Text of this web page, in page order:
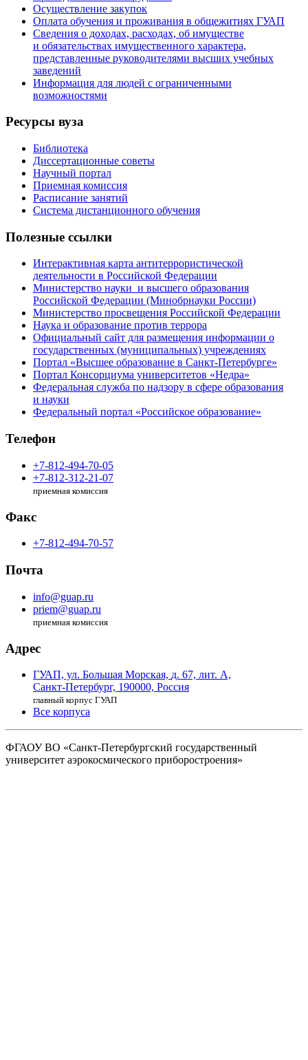
Осуществление закупок
Оплата обучения и проживания в общежитиях ГУАП
Сведения о доходах, расходах, об имуществе
и обязательствах имущественного характера,
представленные руководителями высших учебных
заведений
Информация для людей с ограниченными
возможностями
Ресурсы вуза
Библиотека
Диссертационные советы
Научный портал
Приемная комиссия
Расписание занятий
Система дистанционного обучения
Полезные ссылки
Интерактивная карта антитеррористической
деятельности в Российской Федерации
Министерство науки и высшего образования
Российской Федерации (Минобрнауки России)
Министерство просвещения Российской Федерации
Наука и образование против террора
Официальный сайт для размещения информации о
государственных (муниципальных) учреждениях
Портал «Высшее образование в Санкт-Петербурге»
Портал Консорциума университетов «Недра»
Федеральная служба по надзору в сфере образования
и науки
Федеральный портал «Российское образование»
Телефон
+7-812-494-70-05
+7-812-312-21-07
приемная комиссия
Факс
+7-812-494-70-57
Почта
info@guap.ru
priem@guap.ru
приемная комиссия
Адрес
ГУАП, ул. Большая Морская, д. 67, лит. А,
Санкт-Петербург, 190000, Россия
главный корпус ГУАП
Все корпуса
ФГАОУ ВО «Санкт-Петербургский государственный
университет аэрокосмического приборостроения»